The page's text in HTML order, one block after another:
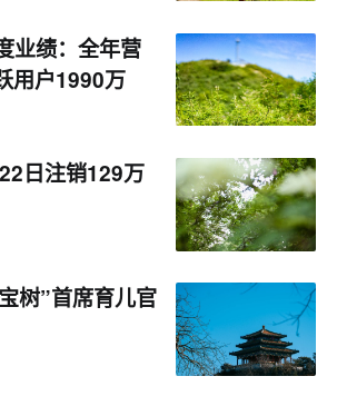
业绩：全年营
用户1990万
日注销129万
树”首席育儿官